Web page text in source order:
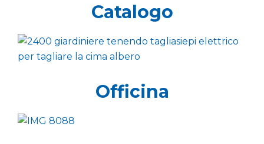
Catalogo
Officina